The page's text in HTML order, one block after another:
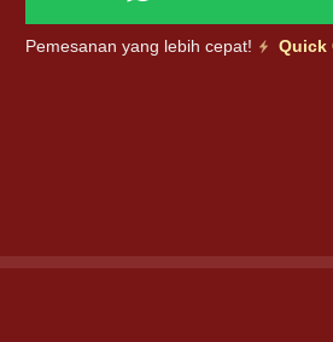
Pemesanan yang lebih cepat! Quick